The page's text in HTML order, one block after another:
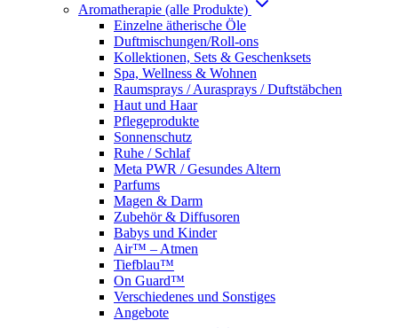
Aromatherapie (alle Produkte)
Einzelne ätherische Öle
Duftmischungen/Roll-ons
Kollektionen, Sets & Geschenksets
Spa, Wellness & Wohnen
Raumsprays / Aurasprays / Duftstäbchen
Haut und Haar
Pflegeprodukte
Sonnenschutz
Ruhe / Schlaf
Meta PWR / Gesundes Altern
Parfums
Magen & Darm
Zubehör & Diffusoren
Babys und Kinder
Air™ – Atmen
Tiefblau™
On Guard™
Verschiedenes und Sonstiges
Angebote